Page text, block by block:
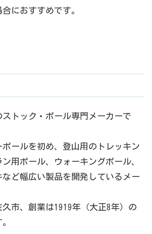
におすすめです。
トック・ポール専門メーカーで
ポールを初め、登山用のトレッキン
用ポール、ウォーキングポール、
ど幅広い製品を開発しているメー
市、創業は1919年（大正8年）の